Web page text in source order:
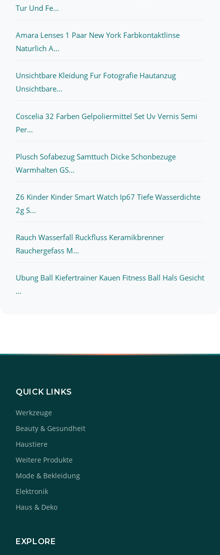
Tur Und Fe...
Amara Lenses 1 Paar New York Farbkontaktlinse
Naturlich A...
Unsichtbare Kleidung Fur Fotografie Hautanzug
Unsichtbare...
Coscelia 32 Farben Gelpoliermittel Set Uv Vernis Semi
Per...
Plusch Sofabezug Samttuch Dicke Schonbezuge
Warmhalten GS...
Z6 Kinder Kinder Smart Watch Ip67 Tiefe Wasserdichte
2g S...
Rauch Wasserfall Ruckfluss Keramikbrenner
Rauchergefass M...
Ubung Ball Kiefertrainer Kauen Fitness Ball Hals Gesicht
...
QUICK LINKS
Werkzeuge
Beauty & Gesundheit
Haustiere
Weitere Produkte
Mode & Bekleidung
Elektronik
Haus & Deko
EXPLORE